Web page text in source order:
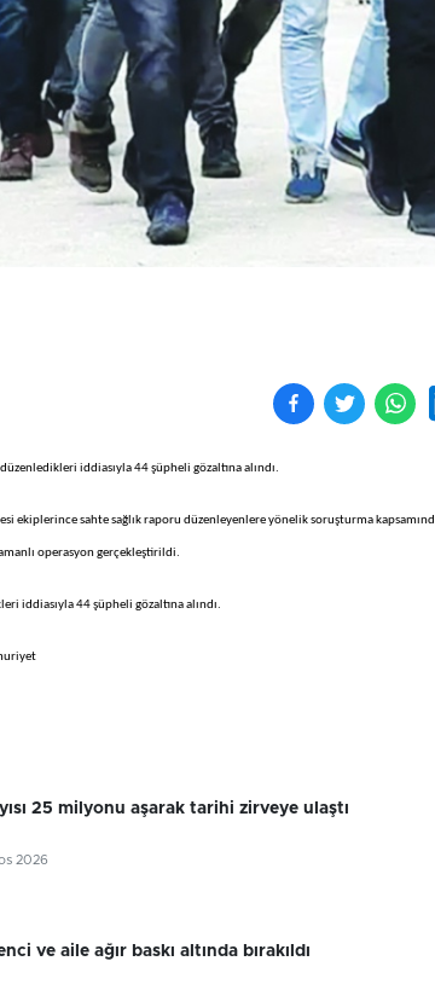
iddiasıyla 44 şüpheli gözaltına alındı.
ekiplerince sahte sağlık raporu düzenleyenlere yönelik soruşturma
operasyon gerçekleştirildi.
iddiasıyla 44 şüpheli gözaltına alındı.
25 milyonu aşarak tarihi zirveye ulaştı
2026
ve aile ağır baskı altında bırakıldı
Birçok uyku hastalığının
tan...
En ucuz sigara
pa...